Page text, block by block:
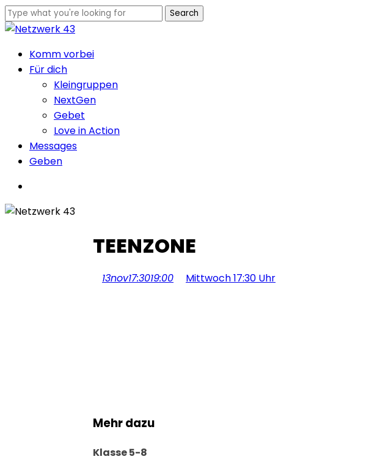
Skip
to
content
Search
Close
MenuKomm vorbei
Für dich
Kleingruppen
NextGen
Gebet
Love in Action
Messages
Geben
TEENZONE
13nov17:3019:00 Mittwoch 17:30 Uhr
Mehr dazu
Klasse 5-8